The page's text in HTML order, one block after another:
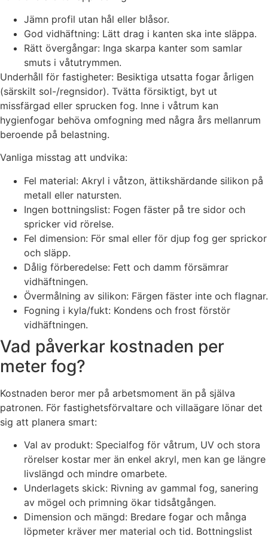
Jämn profil utan hål eller blåsor.
God vidhäftning: Lätt drag i kanten ska inte släppa.
Rätt övergångar: Inga skarpa kanter som samlar
smuts i våtutrymmen.
Underhåll för fastigheter: Besiktiga utsatta fogar årligen
(särskilt sol-/regnsidor). Tvätta försiktigt, byt ut
missfärgad eller sprucken fog. Inne i våtrum kan
hygienfogar behöva omfogning med några års mellanrum
beroende på belastning.
Vanliga misstag att undvika:
Fel material: Akryl i våtzon, ättikshärdande silikon på
metall eller natursten.
Ingen bottningslist: Fogen fäster på tre sidor och
spricker vid rörelse.
Fel dimension: För smal eller för djup fog ger sprickor
och släpp.
Dålig förberedelse: Fett och damm försämrar
vidhäftningen.
Övermålning av silikon: Färgen fäster inte och flagnar.
Fogning i kyla/fukt: Kondens och frost förstör
vidhäftningen.
Vad påverkar kostnaden per
meter fog?
Kostnaden beror mer på arbetsmoment än på själva
patronen. För fastighetsförvaltare och villaägare lönar det
sig att planera smart:
Val av produkt: Specialfog för våtrum, UV och stora
rörelser kostar mer än enkel akryl, men kan ge längre
livslängd och mindre omarbete.
Underlagets skick: Rivning av gammal fog, sanering
av mögel och primning ökar tidsåtgången.
Dimension och mängd: Bredare fogar och många
löpmeter kräver mer material och tid. Bottningslist